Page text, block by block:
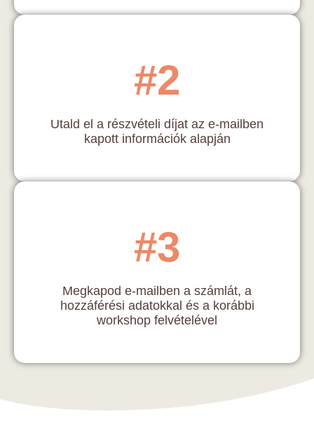
#2
Utald el a részvételi díjat az e-mailben
kapott információk alapján
#3
Megkapod e-mailben a számlát, a
hozzáférési adatokkal és a korábbi
workshop felvételével